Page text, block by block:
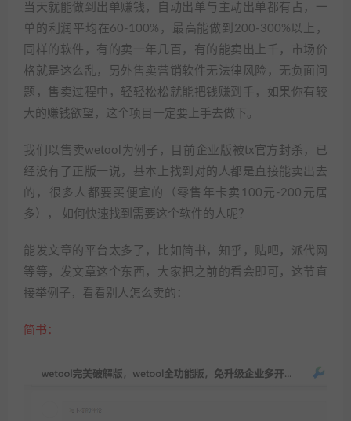
当天就能做到出单赚钱，自动出单与主动出单都有占，一
单的利润平均在60-100%，最高能做到200-300%以上，
同样的软件，有的卖一年几百，有的能卖出上千，市场价
格就是这么乱，另外售卖营销软件无法律风险，无负面问
题，售卖过程中，轻轻松松就能把钱赚到手，如果你有较
大的赚钱欲望，这个项目一定要上手去做下。
我们以售卖wetool为例子，目前企业版被tx官方封杀，已
经没有了正版一说，基本上找到对的人都是直接能卖出去
的，很多人都要买便宜的（零售年卡卖100元-200元居
多）， 如何快速找到需要这个软件的人呢？
能发文章的平台太多了，比如简书，知乎，贴吧，派代网
等等，发文章这个东西，大家把之前的看会即可，这节直
接举例子，看看别人怎么卖的：
简书：